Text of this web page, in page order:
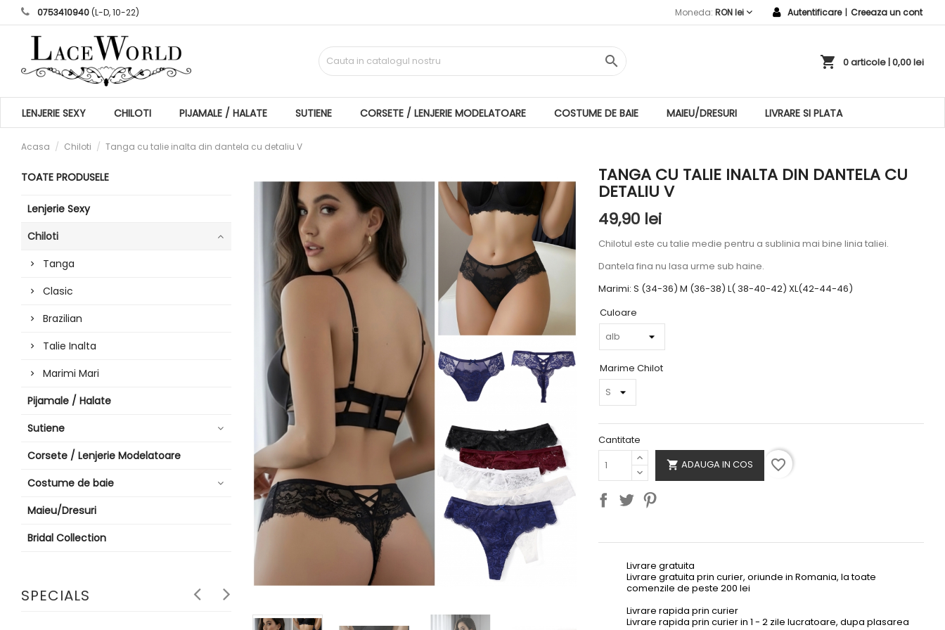
0753410940(L-D, 10-22) Autentificare | Creeaza un cont
Moneda: RON lei
 shopping_cart 0 articole| 0,00 lei
LENJERIE SEXY CHILOTI PIJAMALE / HALATE SUTIENE CORSETE / LENJERIE MODELATOARE COSTUME DE BAIE MAIEU/DRESURI LIVRARE SI PLATA
Acasa Chiloti Tanga cu talie inalta din dantela cu detaliu V
TOATE PRODUSELE
Lenjerie Sexy
Chiloti
Tanga
Clasic
Brazilian
Talie Inalta
Marimi Mari
Pijamale / Halate
Sutiene
Corsete / Lenjerie Modelatoare
Costume de baie
Maieu/Dresuri
Bridal Collection
SPECIALS
TANGA CU TALIE INALTA DIN DANTELA CU
DETALIU V
49,90 lei
Chilotul este cu talie medie pentru a sublinia mai bine linia taliei.
Dantela fina nu lasa urme sub haine.
Marimi: S (34-36) M (36-38) L( 38-40-42) XL(42-44-46)
Culoare
Marime Chilot
Cantitate
 ADAUGA IN COS favorite_border
Livrare gratuita
Livrare gratuita prin curier, oriunde in Romania, la toate
comenzile de peste 200 lei
Livrare rapida prin curier
Livrare rapida prin curier in 1 - 2 zile lucratoare, dupa plasarea